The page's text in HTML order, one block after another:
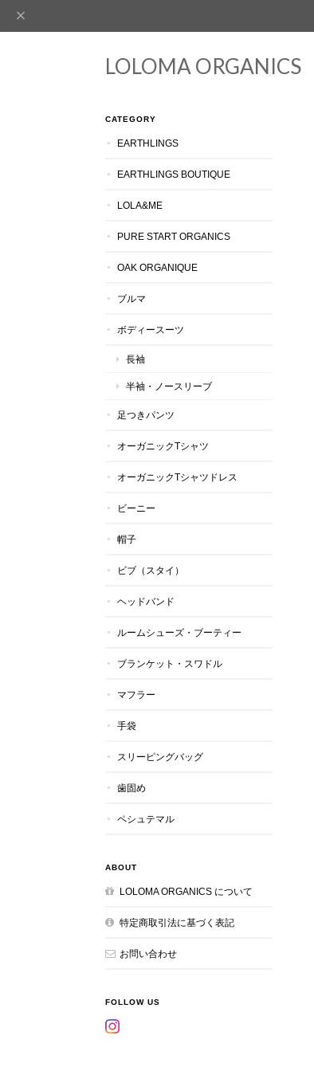
LOLOMA ORGANICS
CATEGORY
EARTHLINGS
EARTHLINGS BOUTIQUE
LOLA&ME
PURE START ORGANICS
OAK ORGANIQUE
ブルマ
ボディースーツ
長袖
半袖・ノースリーブ
足つきパンツ
オーガニックTシャツ
オーガニックTシャツドレス
ビーニー
帽子
ビブ（スタイ）
ヘッドバンド
ルームシューズ・ブーティー
ブランケット・スワドル
マフラー
手袋
スリーピングバッグ
歯固め
ペシュテマル
ABOUT
LOLOMA ORGANICS について
特定商取引法に基づく表記
お問い合わせ
FOLLOW US